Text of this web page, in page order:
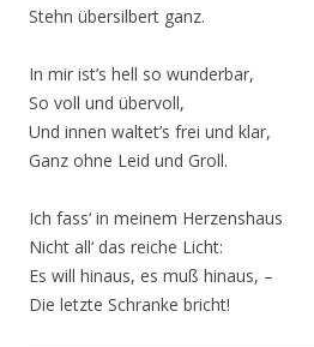
Stehn übersilbert ganz.
In mir ist’s hell so wunderbar,
So voll und übervoll,
Und innen waltet’s frei und klar,
Ganz ohne Leid und Groll.
Ich fass‘ in meinem Herzenshaus
Nicht all‘ das reiche Licht:
Es will hinaus, es muß hinaus, –
Die letzte Schranke bricht!